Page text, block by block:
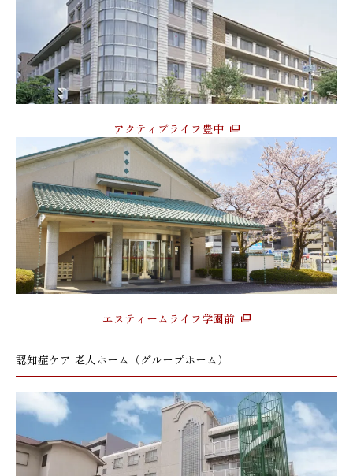
アクティブライフ豊中
エスティームライフ学園前
認知症ケア 老人ホーム（グループホーム）